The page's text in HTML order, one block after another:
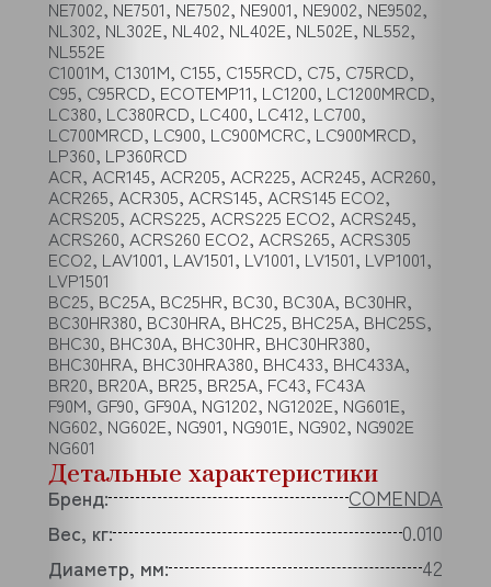
NE7002, NE7501, NE7502, NE9001, NE9002, NE9502,
NL302, NL302E, NL402, NL402E, NL502E, NL552,
NL552E
C1001M, C1301M, C155, C155RCD, C75, C75RCD,
C95, C95RCD, ECOTEMP11, LC1200, LC1200MRCD,
LC380, LC380RCD, LC400, LC412, LC700,
LC700MRCD, LC900, LC900MCRC, LC900MRCD,
LP360, LP360RCD
ACR, ACR145, ACR205, ACR225, ACR245, ACR260,
ACR265, ACR305, ACRS145, ACRS145 ECO2,
ACRS205, ACRS225, ACRS225 ECO2, ACRS245,
ACRS260, ACRS260 ECO2, ACRS265, ACRS305
ECO2, LAV1001, LAV1501, LV1001, LV1501, LVP1001,
LVP1501
BC25, BC25A, BC25HR, BC30, BC30A, BC30HR,
BC30HR380, BC30HRA, BHC25, BHC25A, BHC25S,
BHC30, BHC30A, BHC30HR, BHC30HR380,
BHC30HRA, BHC30HRA380, BHC433, BHC433A,
BR20, BR20A, BR25, BR25A, FC43, FC43A
F90M, GF90, GF90A, NG1202, NG1202E, NG601E,
NG602, NG602E, NG901, NG901E, NG902, NG902E
NG601
Детальные характеристики
Бренд:
COMENDA
Вес, кг:
0.010
Диаметр, мм:
42